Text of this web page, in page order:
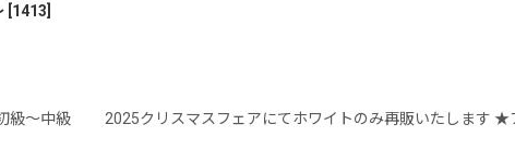
[1413]
級〜中級 2025クリスマスフェアにてホワイトのみ再販いたします ★